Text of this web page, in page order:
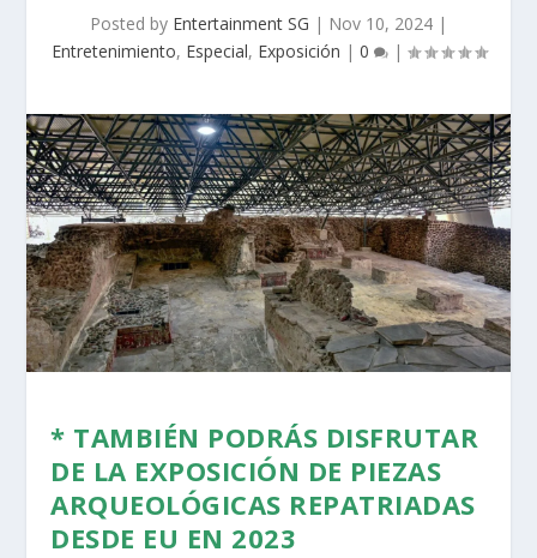
Posted by Entertainment SG | Nov 10, 2024 |
Entretenimiento, Especial, Exposición | 0 |
* TAMBIÉN PODRÁS DISFRUTAR
DE LA EXPOSICIÓN DE PIEZAS
ARQUEOLÓGICAS REPATRIADAS
DESDE EU EN 2023